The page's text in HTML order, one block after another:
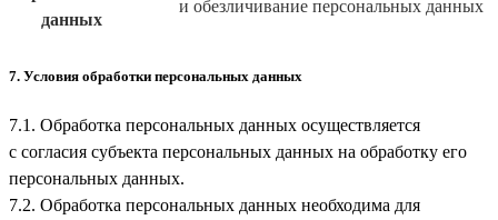
данных
и обезличивание персональных данных
7. Условия обработки персональных данных
7.1. Обработка персональных данных осуществляется
с согласия субъекта персональных данных на обработку его
персональных данных.
7.2. Обработка персональных данных необходима для